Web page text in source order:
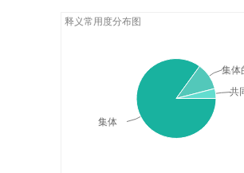
释义常用度分布图
集体
集体
共